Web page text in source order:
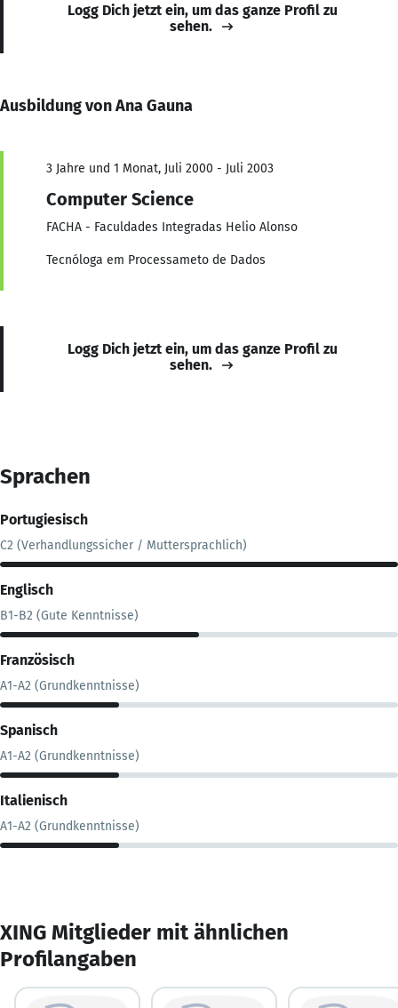
Logg Dich jetzt ein, um das ganze Profil zu
sehen.
Ausbildung von Ana Gauna
3 Jahre und 1 Monat, Juli 2000 - Juli 2003
Computer Science
FACHA - Faculdades Integradas Helio Alonso
Tecnóloga em Processameto de Dados
Logg Dich jetzt ein, um das ganze Profil zu
sehen.
Sprachen
Portugiesisch
C2 (Verhandlungssicher / Muttersprachlich)
Englisch
B1-B2 (Gute Kenntnisse)
Französisch
A1-A2 (Grundkenntnisse)
Spanisch
A1-A2 (Grundkenntnisse)
Italienisch
A1-A2 (Grundkenntnisse)
XING Mitglieder mit ähnlichen
Profilangaben